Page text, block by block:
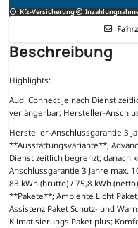
Kfz-Versicherung
Beschreibung
Highlights:
Audi Connect je nach Dienst
verlängerbar; Hersteller-
Hersteller-Anschlussgarantie 3
**Ausstattungsvariante**;
Dienst zeitlich begrenzt; danach
Anschlussgarantie 3 Jahre max.
83 kWh (brutto) / 75,8 kWh
**Pakete**; Ambiente Licht
Assistenz Paket Schutz- und
Klimatisierungs Paket plus;